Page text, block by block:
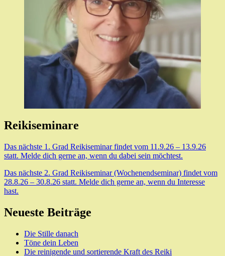
Reikiseminare
Das nächste 1. Grad Reikiseminar findet vom 11.9.26 – 13.9.26
statt. Melde dich gerne an, wenn du dabei sein möchtest.
Das nächste 2. Grad Reikiseminar (Wochenendseminar) findet vom
28.8.26 – 30.8.26 statt. Melde dich gerne an, wenn du Interesse
hast.
Neueste Beiträge
Die Stille danach
Töne dein Leben
Die reinigende und sortierende Kraft des Reiki